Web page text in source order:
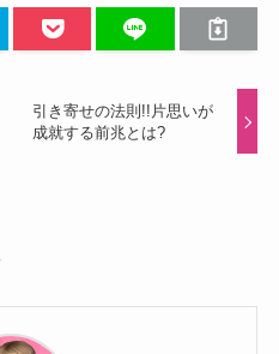
引き寄せの法則!!片思いが
成就する前兆とは?